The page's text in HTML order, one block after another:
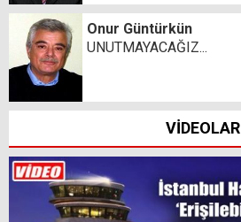
Onur Güntürkün
UNUTMAYACAĞIZ...
VİDEOLAR